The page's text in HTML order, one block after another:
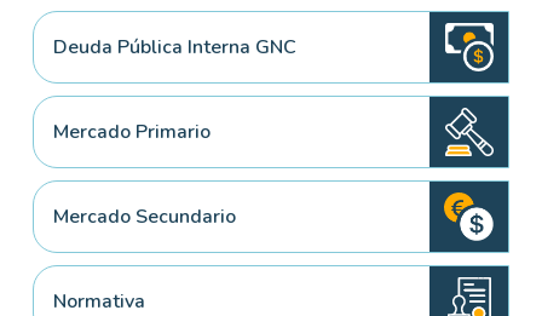
Deuda Pública Interna GNC
Mercado Primario
Mercado Secundario
Normativa